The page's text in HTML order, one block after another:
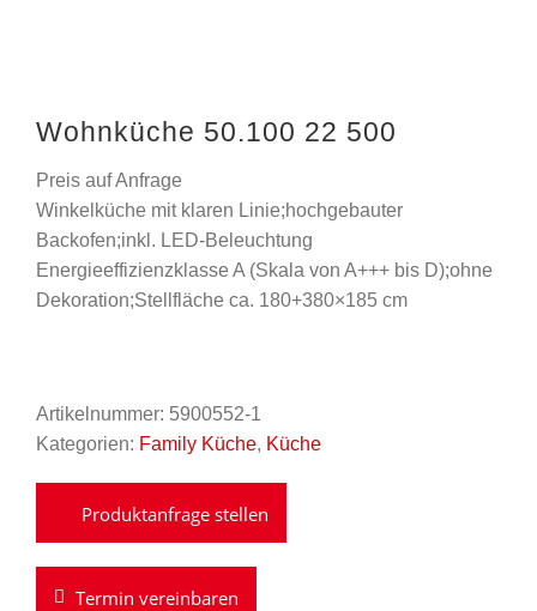
Wohnküche 50.100 22 500
Preis auf Anfrage
Winkelküche mit klaren Linie;hochgebauter
Backofen;inkl. LED-Beleuchtung
Energieeffizienzklasse A (Skala von A+++ bis D);ohne
Dekoration;Stellfläche ca. 180+380×185 cm
Artikelnummer: 5900552-1
Kategorien: Family Küche, Küche
Termin vereinbaren